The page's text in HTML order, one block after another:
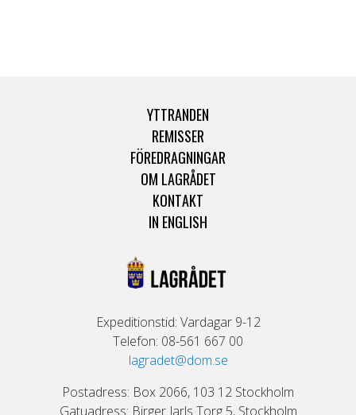
YTTRANDEN
REMISSER
FÖREDRAGNINGAR
OM LAGRÅDET
KONTAKT
IN ENGLISH
Expeditionstid: Vardagar 9-12
Telefon: 08-561 667 00
lagradet@dom.se
Postadress: Box 2066, 103 12 Stockholm
Gatuadress: Birger Jarls Torg 5, Stockholm